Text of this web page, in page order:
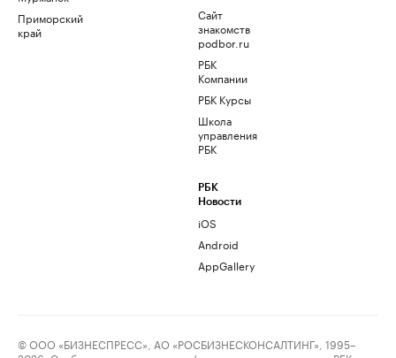
Приморский
край
Сайт
знакомств
podbor.ru
РБК
Компании
РБК Курсы
Школа
управления
РБК
РБК
Новости
iOS
Android
AppGallery
© ООО «БИЗНЕСПРЕСС», АО «РОСБИЗНЕСКОНСАЛТИНГ», 1995–